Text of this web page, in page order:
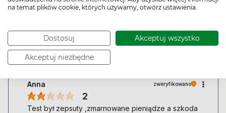
na temat plików cookie, których używamy, otwórz ustawienia.
Dostosuj Akceptuj wszystko
Akceptuj niezbędne
w domowych warunkach. Instrukcja wykonania testu
0
OPINIA WYCOFANA
Anna zweryfikowano
2
Test był zepsuty ,zmarnowane pieniądze a szkoda